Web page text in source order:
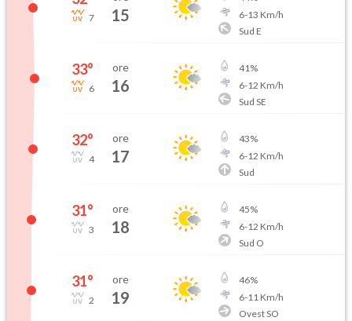
7 15
6-13 Km/h
Sud E
33°
6
ore
16
41%
6-12 Km/h
Sud SE
32°
4
ore
17
43%
6-12 Km/h
Sud
31°
3
ore
18
45%
6-12 Km/h
Sud O
31°
2
ore
19
46%
6-11 Km/h
Ovest SO